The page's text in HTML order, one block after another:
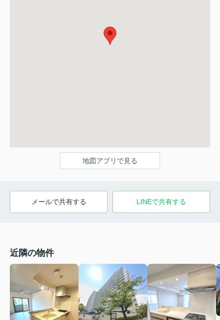
地図アプリで見る
メールで共有する LINEで共有する
近隣の物件